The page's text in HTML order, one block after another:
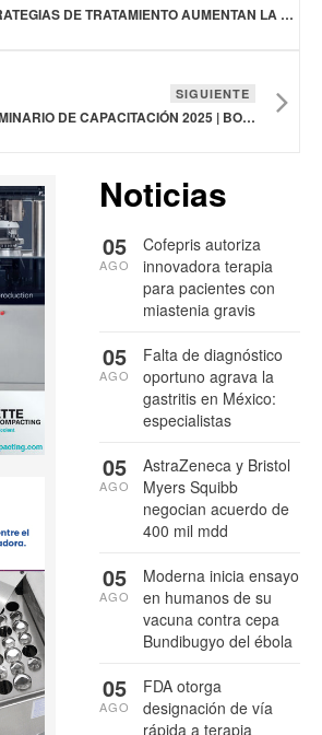
ALGUNAS ESTRATEGIAS DE TRATAMIENTO AUMENTAN LA SOBREVIDA DE LAS PERSONAS CON CÁNCER UROTELIAL ALREDEDOR DE 30 MESES: ESPECIALISTA
SIGUIENTE
09 Y 10 DE ABRIL: SEMINARIO DE CAPACITACIÓN 2025 | BOGOTÁ, COLOMBIA
Noticias
Cofepris autoriza
innovadora terapia
para pacientes con
miastenia gravis
05
AGO
Falta de diagnóstico
oportuno agrava la
gastritis en México:
especialistas
05
AGO
AstraZeneca y Bristol
Myers Squibb
negocian acuerdo de
400 mil mdd
05
AGO
Moderna inicia ensayo
en humanos de su
vacuna contra cepa
Bundibugyo del ébola
05
AGO
FDA otorga
designación de vía
rápida a terapia
05
AGO